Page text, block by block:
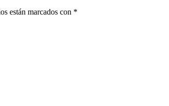
están marcados con *